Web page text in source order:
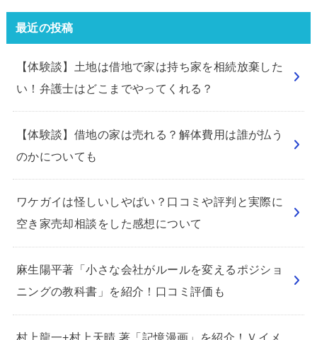
最近の投稿
【体験談】土地は借地で家は持ち家を相続放棄した
い！弁護士はどこまでやってくれる？
【体験談】借地の家は売れる？解体費用は誰が払う
のかについても
ワケガイは怪しいしやばい？口コミや評判と実際に
空き家売却相談をした感想について
麻生陽平著「小さな会社がルールを変えるポジショ
ニングの教科書」を紹介！口コミ評価も
村上龍一+村上天晴 著「記憶漫画」を紹介！Ｖイメ